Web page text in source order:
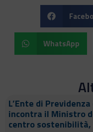
WhatsApp
L’Ente di
incontra il Ministro
centro sostenibilità,